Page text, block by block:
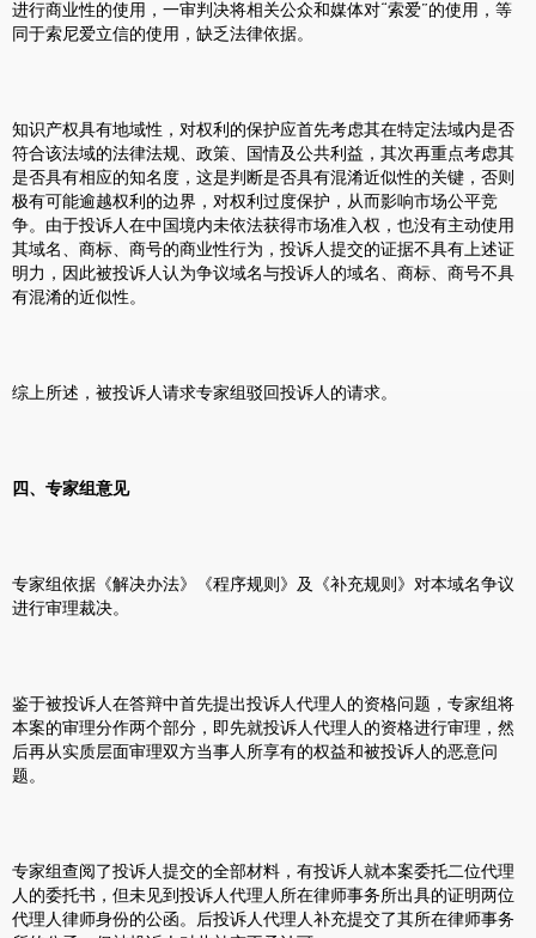
进行商业性的使用，一审判决将相关公众和媒体对“索爱”的使用，等
同于索尼爱立信的使用，缺乏法律依据。
知识产权具有地域性，对权利的保护应首先考虑其在特定法域内是否
符合该法域的法律法规、政策、国情及公共利益，其次再重点考虑其
是否具有相应的知名度，这是判断是否具有混淆近似性的关键，否则
极有可能逾越权利的边界，对权利过度保护，从而影响市场公平竞
争。由于投诉人在中国境内未依法获得市场准入权，也没有主动使用
其域名、商标、商号的商业性行为，投诉人提交的证据不具有上述证
明力，因此被投诉人认为争议域名与投诉人的域名、商标、商号不具
有混淆的近似性。
综上所述，被投诉人请求专家组驳回投诉人的请求。
四、专家组意见
专家组依据《解决办法》《程序规则》及《补充规则》对本域名争议
进行审理裁决。
鉴于被投诉人在答辩中首先提出投诉人代理人的资格问题，专家组将
本案的审理分作两个部分，即先就投诉人代理人的资格进行审理，然
后再从实质层面审理双方当事人所享有的权益和被投诉人的恶意问
题。
专家组查阅了投诉人提交的全部材料，有投诉人就本案委托二位代理
人的委托书，但未见到投诉人代理人所在律师事务所出具的证明两位
代理人律师身份的公函。后投诉人代理人补充提交了其所在律师事务